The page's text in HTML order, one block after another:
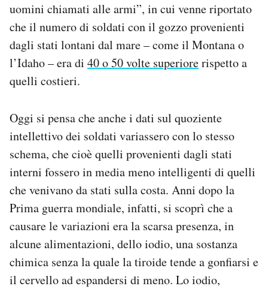
uomini chiamati alle armi”, in cui venne riportato
che il numero di soldati con il gozzo provenienti
dagli stati lontani dal mare – come il Montana o
l’Idaho – era di 40 o 50 volte superiorerispetto a
quelli costieri.
Oggi si pensa che anche i dati sul quoziente
intellettivo dei soldati variassero con lo stesso
schema, che cioè quelli provenienti dagli stati
interni fossero in media meno intelligenti di quelli
che venivano da stati sulla costa. Anni dopo la
Prima guerra mondiale, infatti, si scoprì che a
causare le variazioni era la scarsa presenza, in
alcune alimentazioni, dello iodio, una sostanza
chimica senza la quale la tiroide tende a gonfiarsi e
il cervello ad espandersi di meno. Lo iodio,